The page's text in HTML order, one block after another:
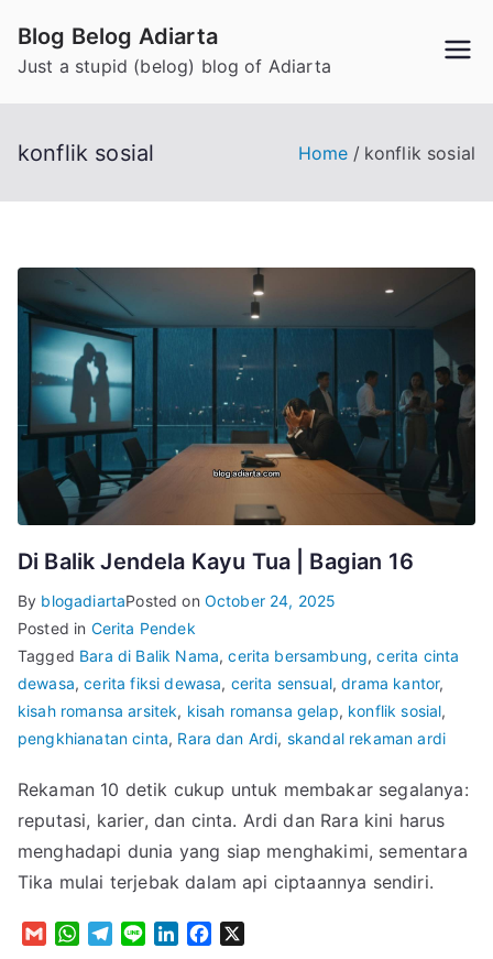
content
Blog Belog Adiarta
Just a stupid (belog) blog of Adiarta
konflik sosial Home konflik sosial
Di Balik Jendela Kayu Tua | Bagian 16
By blogadiartaPosted on October 24, 2025
Posted in Cerita Pendek
Tagged Bara di Balik Nama,cerita bersambung,cerita cinta
dewasa,cerita fiksi dewasa, cerita sensual,drama kantor,
kisah romansa arsitek, kisah romansa gelap, konflik sosial,
pengkhianatan cinta, Rara dan Ardi, skandal rekaman ardi
Rekaman 10 detik cukup untuk membakar segalanya:
reputasi, karier, dan cinta. Ardi dan Rara kini harus
menghadapi dunia yang siap menghakimi, sementara
Tika mulai terjebak dalam api ciptaannya sendiri.
G
W
T